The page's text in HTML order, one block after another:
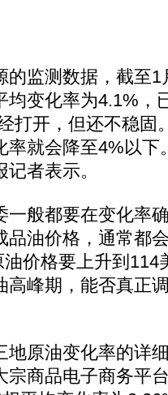
监测数据，截至1
均变化率为4.1%，
打开，但还不稳固
就会降至4%以下
者表示。
般都要在变化率
品油价格，通常都
价格要上升到114
高峰期，能否真正
原油变化率的详
宗商品电子商务平